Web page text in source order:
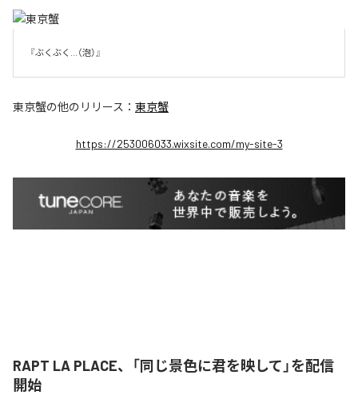
『ぶくぶく...（泡）』
東京蟹の他のリリース： 東京蟹
https://253006033.wixsite.com/my-site-3
RAPT LA PLACE、「同じ景色に君を映して」を配信
開始